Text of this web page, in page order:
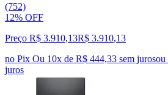
(752)
12% OFF
Preço R$ 3.910,13R$ 3.910,13
no Pix Ou 10x de R$ 444,33 sem jurosou
juros